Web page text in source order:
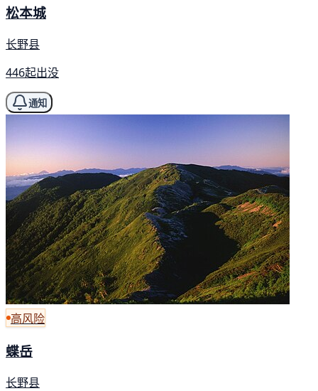
松本城
长野县
446起出没
通知
高风险
蝶岳
长野县